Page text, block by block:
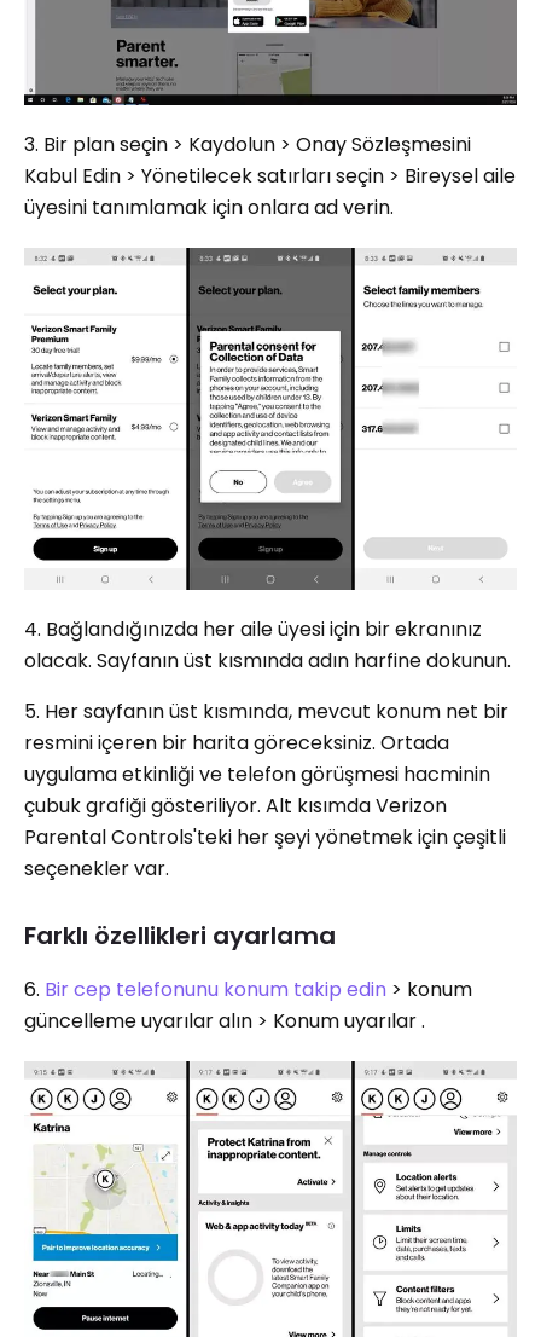
3. Bir plan seçin > Kaydolun > Onay Sözleşmesini
Kabul Edin > Yönetilecek satırları seçin > Bireysel aile
üyesini tanımlamak için onlara ad verin.
4. Bağlandığınızda her aile üyesi için bir ekranınız
olacak. Sayfanın üst kısmında adın harfine dokunun.
5. Her sayfanın üst kısmında, mevcut konum net bir
resmini içeren bir harita göreceksiniz. Ortada
uygulama etkinliği ve telefon görüşmesi hacminin
çubuk grafiği gösteriliyor. Alt kısımda Verizon
Parental Controls'teki her şeyi yönetmek için çeşitli
seçenekler var.
Farklı özellikleri ayarlama
6. Bir cep telefonunu konum takip edin > konum
güncelleme uyarılar alın > Konum uyarılar .